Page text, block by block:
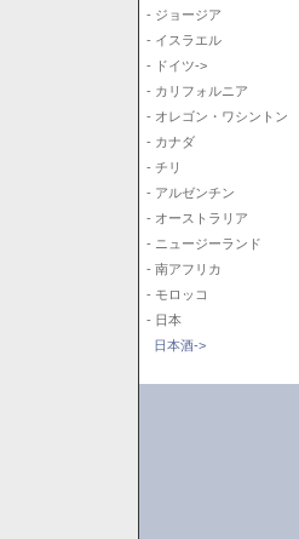
- ジョージア
- イスラエル
- ドイツ->
- カリフォルニア
- オレゴン・ワシントン
- カナダ
- チリ
- アルゼンチン
- オーストラリア
- ニュージーランド
- 南アフリカ
- モロッコ
- 日本
日本酒->